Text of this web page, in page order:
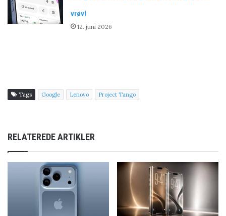
vrøvl
12. juni 2026
Tags Google Lenovo Project Tango
RELATEREDE ARTIKLER